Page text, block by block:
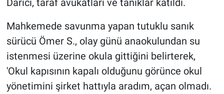
Mahkemede savunma yapan tutuklu sanık
sürücü Ömer S., olay günü anaokulundan su
istenmesi üzerine okula gittiğini belirterek,
'Okul kapısının kapalı olduğunu görünce okul
yönetimini şirket hattıyla aradım, açan olmadı.